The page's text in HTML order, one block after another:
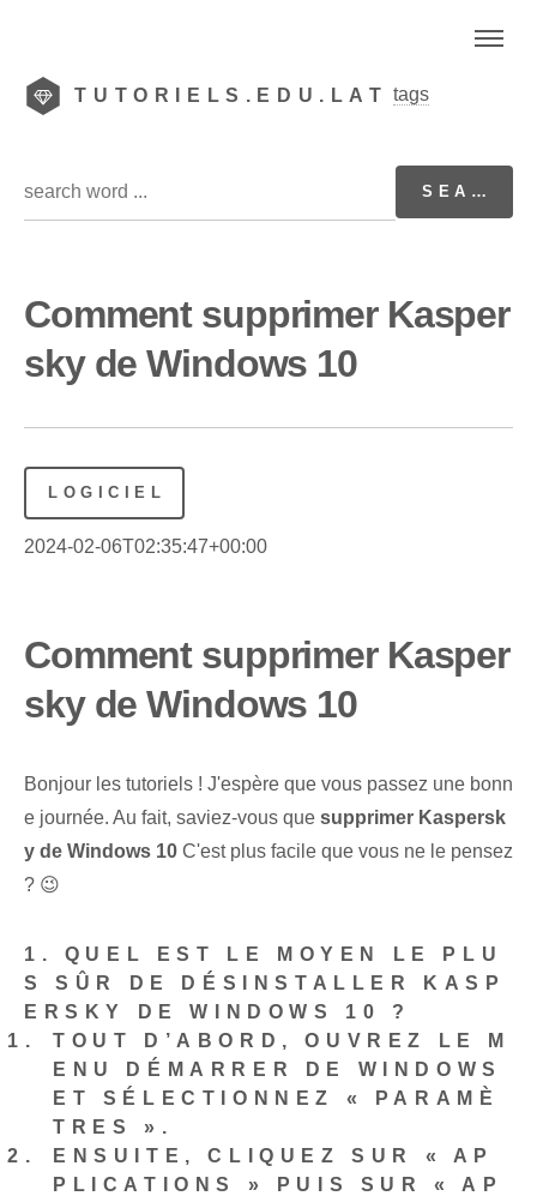
TUTORIELS.EDU.LAT tags
Comment supprimer Kasper
sky de Windows 10
LOGICIEL
2024-02-06T02:35:47+00:00
Comment supprimer Kasper
sky de Windows 10
Bonjour les tutoriels ! J'espère que vous passez une bonn
e journée. Au fait, saviez-vous que supprimer Kaspersk
y de Windows 10 C'est plus facile que vous ne le pensez
? 😉
1. QUEL EST LE MOYEN LE PLU
S SÛR DE DÉSINSTALLER KASP
ERSKY DE WINDOWS 10 ?
TOUT D’ABORD, OUVREZ LE M
ENU DÉMARRER DE WINDOWS
ET SÉLECTIONNEZ « PARAMÈ
TRES ».
ENSUITE, CLIQUEZ SUR « AP
PLICATIONS » PUIS SUR « AP